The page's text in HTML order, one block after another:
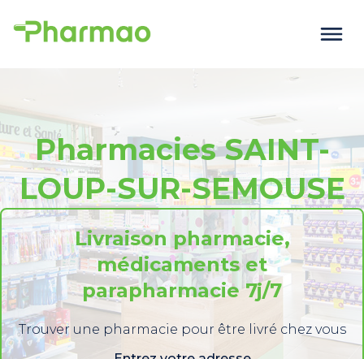
Pharmacies SAINT-
LOUP-SUR-SEMOUSE
Livraison pharmacie,
médicaments et
parapharmacie 7j/7
Trouver une pharmacie pour être livré chez vous